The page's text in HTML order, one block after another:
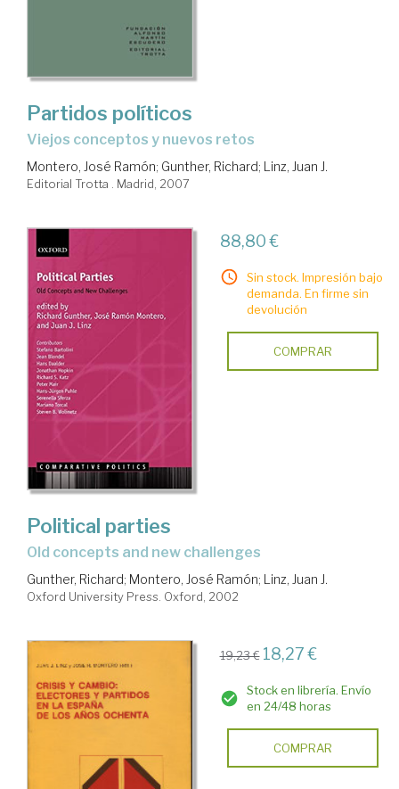
Partidos políticos
viejos conceptos y nuevos retos
Montero, José Ramón; Gunther, Richard; Linz, Juan J.
Editorial Trotta . Madrid, 2007
88,80 €
Sin stock. Impresión bajo
demanda. En firme sin
devolución
COMPRAR
Political parties
Old concepts and new challenges
Gunther, Richard; Montero, José Ramón; Linz, Juan J.
Oxford University Press. Oxford, 2002
19,23 € 18,27 €
Stock en librería. Envío
en 24/48 horas
COMPRAR